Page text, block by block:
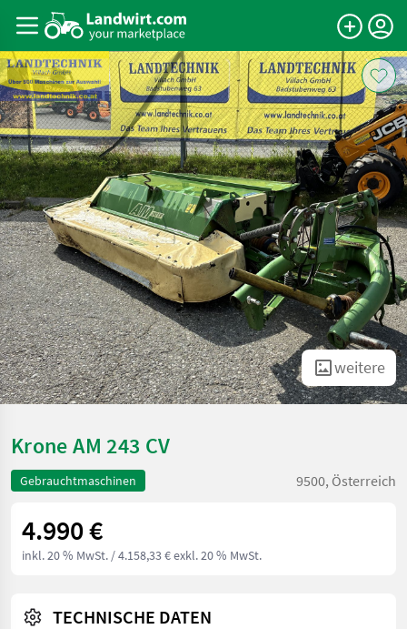
weitere
Krone AM 243 CV
Gebrauchtmaschinen 9500, Österreich
4.990 €
inkl. 20 % MwSt. / 4.158,33 € exkl. 20 % MwSt.
TECHNISCHE DATEN